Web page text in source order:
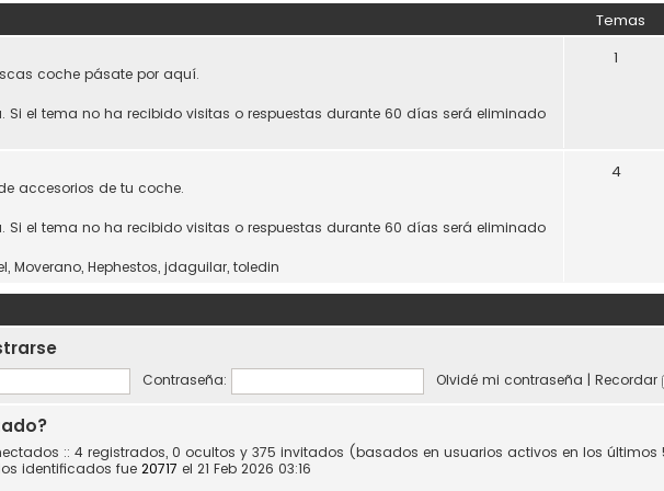
Temas
coche pásate por aquí.
Si el tema no ha recibido visitas o respuestas durante 60 días será eliminado
1
accesorios de tu coche.
Si el tema no ha recibido visitas o respuestas durante 60 días será eliminado
, Moverano, Hephestos, jdaguilar, toledin
4
Contraseña: Olvidé mi contraseña | Recordar
:: 4 registrados, 0 ocultos y 375 invitados (basados en usuarios activos en los últimos
identificados fue 20717 el 21 Feb 2026 03:16